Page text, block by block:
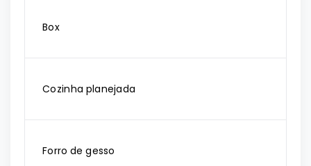
Box
Cozinha planejada
Forro de gesso